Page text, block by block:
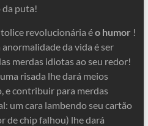
da puta!
revolucionária éo humor !
da vida é ser
merdas idiotas ao seu redor!
risada lhe dará meios
e contribuir para merdas
um cara lambendo seu cartão
de chip falhou) lhe dará